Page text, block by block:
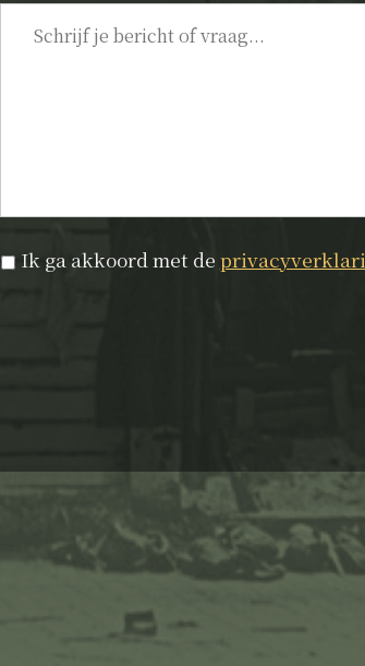
Bericht
Privacyverklaring *
Ik ga akkoord met de